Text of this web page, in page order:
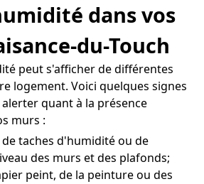
dans vos
du-Touch
peut s'afficher de différentes
logement. Voici quelques signes
quant à la présence
murs :
taches d'humidité ou de
des murs et des plafonds;
peint, de la peinture ou des